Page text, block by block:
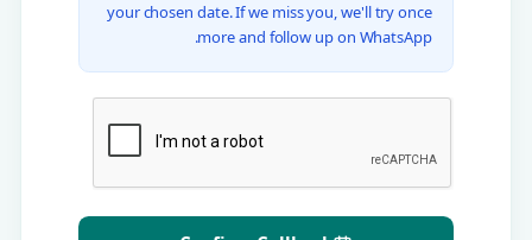
your chosen date. If we miss you, we'll try once
more and follow up on WhatsApp.